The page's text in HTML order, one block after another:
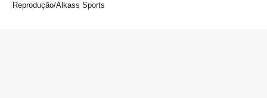
Reprodução/Alkass Sports